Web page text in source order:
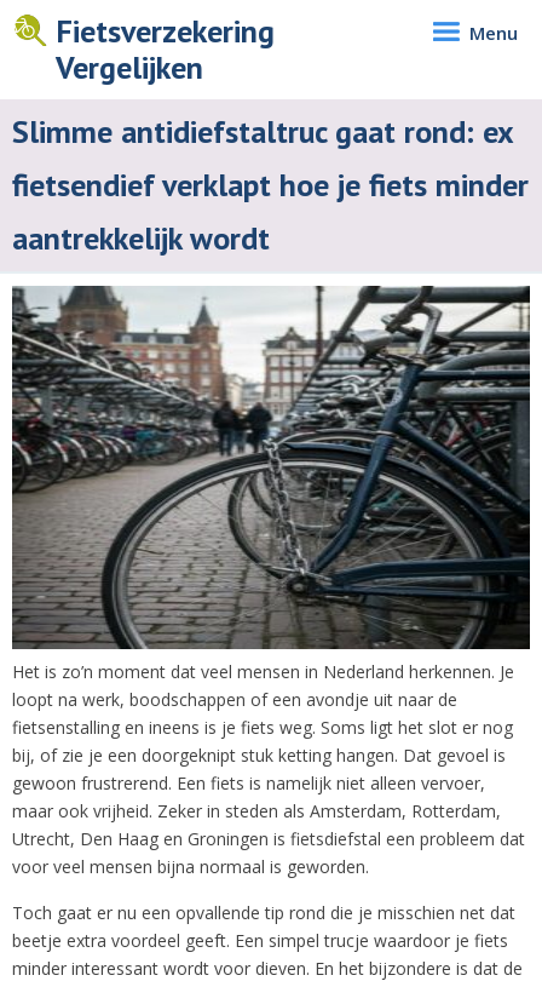
Fietsverzekering
Vergelijken
Menu
Slimme antidiefstaltruc gaat rond: ex
fietsendief verklapt hoe je fiets minder
aantrekkelijk wordt
Het is zo’n moment dat veel mensen in Nederland herkennen. Je
loopt na werk, boodschappen of een avondje uit naar de
fietsenstalling en ineens is je fiets weg. Soms ligt het slot er nog
bij, of zie je een doorgeknipt stuk ketting hangen. Dat gevoel is
gewoon frustrerend. Een fiets is namelijk niet alleen vervoer,
maar ook vrijheid. Zeker in steden als Amsterdam, Rotterdam,
Utrecht, Den Haag en Groningen is fietsdiefstal een probleem dat
voor veel mensen bijna normaal is geworden.
Toch gaat er nu een opvallende tip rond die je misschien net dat
beetje extra voordeel geeft. Een simpel trucje waardoor je fiets
minder interessant wordt voor dieven. En het bijzondere is dat de